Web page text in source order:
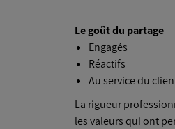
Le goût du partage
Engagés
Réactifs
Au service du
La rigueur
les valeurs qui ont